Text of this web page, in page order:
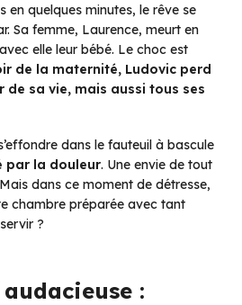
en quelques minutes, le rêve se
Sa femme, Laurence, meurt en
elle leur bébé. Le choc est
de la maternité, Ludovic perd
de sa vie, mais aussi tous ses
dans le fauteuil à bascule
par la douleur. Une envie de tout
dans ce moment de détresse,
chambre préparée avec tant
?
: